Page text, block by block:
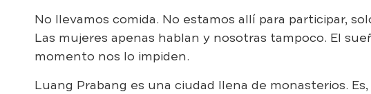
No llevamos comida. No estamos allí para participar,
Las mujeres apenas hablan y nosotras tampoco. El
momento nos lo impiden.
Luang Prabang es una ciudad llena de monasterios.